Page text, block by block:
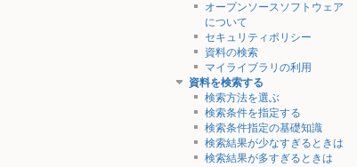
オープンソースソフトウェア
について
セキュリティポリシー
資料の検索
マイライブラリの利用
資料を検索する
検索方法を選ぶ
検索条件を指定する
検索条件指定の基礎知識
検索結果が少なすぎるときは
検索結果が多すぎるときは